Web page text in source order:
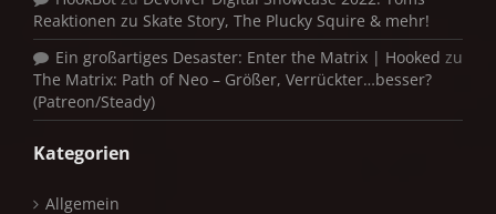
Reaktionen zu Skate Story, The Plucky Squire & mehr!
Ein großartiges Desaster: Enter the Matrix | Hooked zu
The Matrix: Path of Neo – Größer, Verrückter…besser?
(Patreon/Steady)
Kategorien
Allgemein